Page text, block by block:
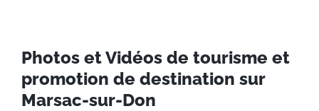
Photos et Vidéos de tourisme et
promotion de destination sur
Marsac-sur-Don